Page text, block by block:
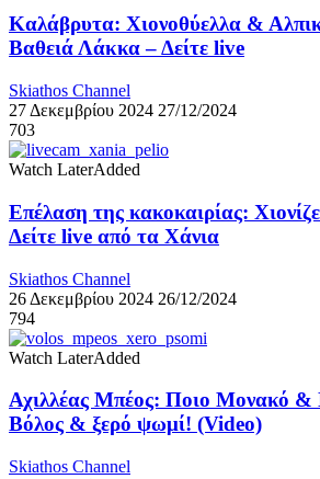
Καλάβρυτα: Χιονοθύελλα &
Βαθειά Λάκκα – Δείτε live
Skiathos Channel
27 Δεκεμβρίου 2024 27/12/2024
703
Watch LaterAdded
Επέλαση της κακοκαιρίας:
Δείτε live από τα Χάνια
Skiathos Channel
26 Δεκεμβρίου 2024 26/12/2024
794
Watch LaterAdded
Αχιλλέας Μπέος: Ποιο Μονακό &
Βόλος & ξερό ψωμί! (Video)
Skiathos Channel